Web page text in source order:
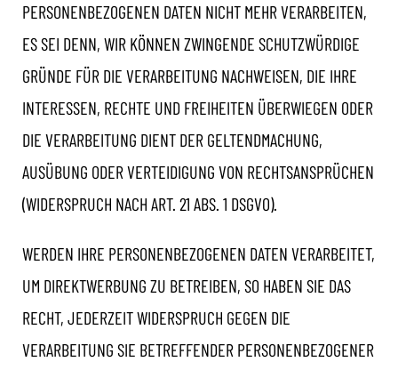
PERSONENBEZOGENEN DATEN NICHT MEHR VERARBEITEN,
ES SEI DENN, WIR KÖNNEN ZWINGENDE SCHUTZWÜRDIGE
GRÜNDE FÜR DIE VERARBEITUNG NACHWEISEN, DIE IHRE
INTERESSEN, RECHTE UND FREIHEITEN ÜBERWIEGEN ODER
DIE VERARBEITUNG DIENT DER GELTENDMACHUNG,
AUSÜBUNG ODER VERTEIDIGUNG VON RECHTSANSPRÜCHEN
(WIDERSPRUCH NACH ART. 21 ABS. 1 DSGVO).
WERDEN IHRE PERSONENBEZOGENEN DATEN VERARBEITET,
UM DIREKTWERBUNG ZU BETREIBEN, SO HABEN SIE DAS
RECHT, JEDERZEIT WIDERSPRUCH GEGEN DIE
VERARBEITUNG SIE BETREFFENDER PERSONENBEZOGENER